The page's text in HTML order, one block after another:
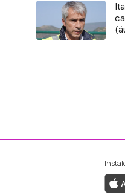
Facebook da
Instagram da